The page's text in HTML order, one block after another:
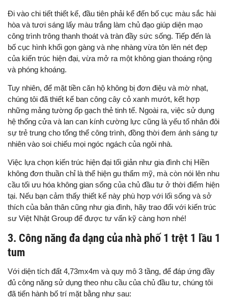
Đi vào chi tiết thiết kế, đầu tiên phải kể đến bố cục màu sắc hài
hòa và tươi sáng lấy màu trắng làm chủ đạo giúp diện mạo
công trình trông thanh thoát và tràn đầy sức sống. Tiếp đến là
bố cục hình khối gọn gàng và nhẹ nhàng vừa tôn lên nét đẹp
của kiến trúc hiện đại, vừa mở ra một không gian thoáng rộng
và phóng khoáng.
Tuy nhiên, để mặt tiền căn hộ không bị đơn điệu và mờ nhạt,
chúng tôi đã thiết kế ban công cây cỏ xanh mướt, kết hợp
những mảng tường ốp gạch thẻ tinh tế. Ngoài ra, việc sử dụng
hệ thống cửa và lan can kính cường lực cũng là yếu tố nhân đôi
sự trẻ trung cho tổng thể công trình, đồng thời đem ánh sáng tự
nhiên vào soi chiếu mọi ngóc ngách của ngôi nhà.
Việc lựa chọn kiến trúc hiện đại tối giản như gia đình chị Hiền
không đơn thuần chỉ là thể hiện gu thẩm mỹ, mà còn nói lên nhu
cầu tối ưu hóa không gian sống của chủ đầu tư ở thời điểm hiện
tại. Nếu bạn cảm thấy thiết kế này phù hợp với lối sống và sở
thích của bản thân cũng như gia đình, hãy trao đổi với kiến trúc
sư Việt Nhật Group để được tư vấn kỹ càng hơn nhé!
3. Công năng đa dạng của nhà phố 1 trệt 1 lầu 1
tum
Với diện tích đất 4,73mx4m và quy mô 3 tầng, để đáp ứng đầy
đủ công năng sử dụng theo nhu cầu của chủ đầu tư, chúng tôi
đã tiến hành bố trí mặt bằng như sau: